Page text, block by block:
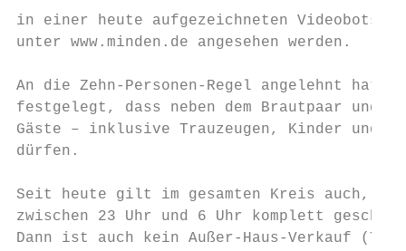
in einer heute aufgezeichneten
unter www.minden.de angesehen werden.
An die Zehn-Personen-Regel angelehnt hat
festgelegt, dass neben dem Brautpaar und
Gäste – inklusive Trauzeugen, Kinder und
dürfen.
Seit heute gilt im gesamten Kreis auch,
zwischen 23 Uhr und 6 Uhr komplett
Dann ist auch kein Außer-Haus-Verkauf